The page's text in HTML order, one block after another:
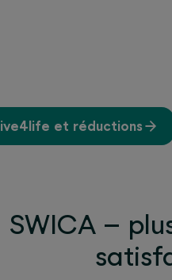
et réductions
SWICA –